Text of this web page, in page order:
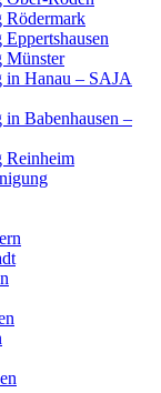
Rödermark
Münster
in Hanau – SAJA
Babenhausen –
Reinheim